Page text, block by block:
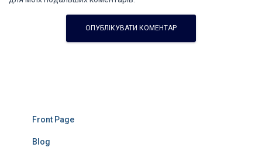
Front Page
Blog